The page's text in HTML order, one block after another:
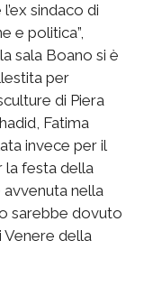
sindaco di
e politica”,
sala Boano si è
per
di Piera
Fatima
invece per il
la festa della
avvenuta nella
sarebbe dovuto
Venere della